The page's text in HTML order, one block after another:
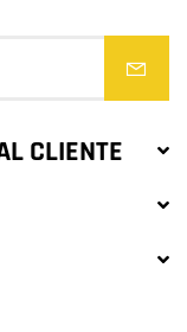
CLIENTE